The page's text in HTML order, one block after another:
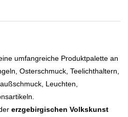
umfangreiche Produktpalette an
Osterschmuck, Teelichthaltern,
Leuchten,
erzgebirgischen Volkskunst